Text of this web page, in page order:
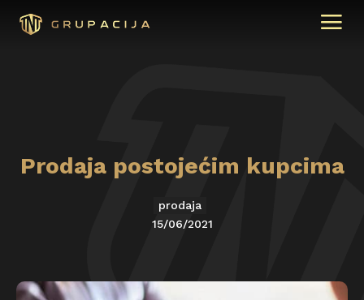
Prodaja postojećim kupcima
prodaja
15/06/2021